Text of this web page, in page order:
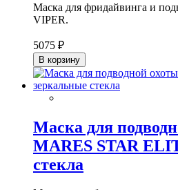
Маска для фридайвинга и
VIPER.
5075 ₽
В корзину
Маска для
MARES STAR
стекла